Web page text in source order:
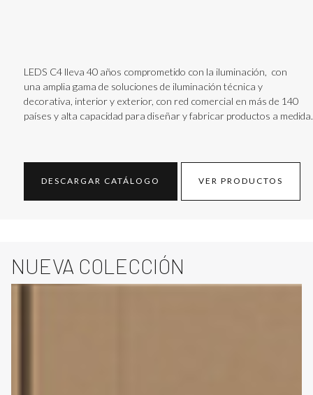
LEDS C4 lleva 40 años comprometido con la iluminación, con
una amplia gama de soluciones de iluminación técnica y
decorativa, interior y exterior, con red comercial en más de 140
países y alta capacidad para diseñar y fabricar productos a medida.
DESCARGAR CATÁLOGO VER PRODUCTOS
NUEVA COLECCIÓN